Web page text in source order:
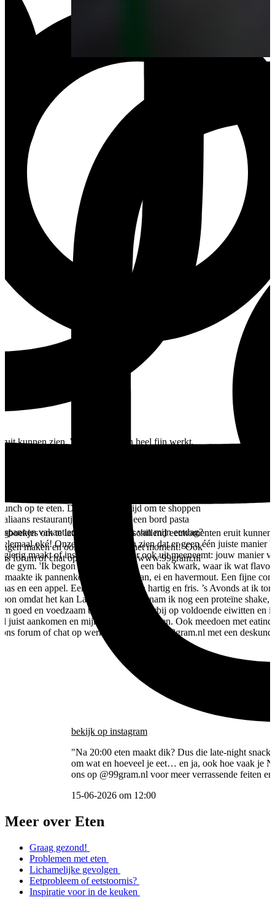
kunnen zien. Wat voor de één heel fijn werkt,
op te eten. Daarna was het tijd om te shoppen
restaurantje. Ik koos voor een bord pasta
vakantiedag. Wat vind ik van mijn eetdag?
maken en ook genieten van het moment!' Ook
forum of chat op werkdagen op www.99gram.nl
om te laten zien hoe verschillend eetmomenten eruit
oké! Onze eetkeuzes laten zien dat er geen één juiste
maakt of inspireert. Wat je er ook uit meeneemt: jouw manier
de gym. 'Ik begon ik mijn dag met een bak kwark, waar ik wat
ik pannenkoekjes van banaan, ei en havermout. Een fijne
en een appel. Een goede mix van hartig en fris. ’s Avonds at ik
omdat het kan Later op de avond nam ik nog een proteïne
goed en voedzaam te eten. Ik let daarbij op voldoende eiwitten en
aankomen en mijn spieren versterken. Ook meedoen met
forum of chat op werkdagen op www.99gram.nl met een
bekijk op instagram
"Na 20:00 eten maakt dik? Dus die late-night
om wat en hoeveel je eet… en ja, ook hoe vaak je
ons op @99gram.nl voor meer verrassende feiten
15-06-2026 om 12:00
2
of
Meer over Eten
Graag gezond!
Problemen met eten
Lichamelijke gevolgen
Eetprobleem of eetstoornis?
Inspiratie voor in de keuken